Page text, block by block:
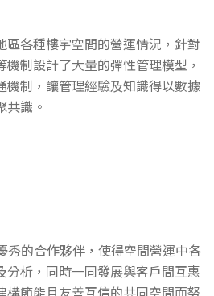
區各種樓宇空間的營運情況，針對
制設計了大量的彈性管理模型，
機制，讓管理經驗及知識得以數據
共識。
秀的合作夥伴，使得空間營運中各
分析，同時一同發展與客戶間互惠
構節能且友善互信的共同空間而努